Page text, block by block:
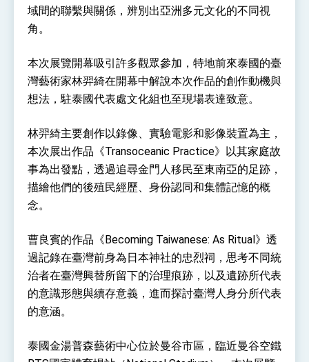
外交部長林佳龍接受印尼「時代雜誌」專訪，闡
述印太安全局勢，籲深化台印尼半導體供應鏈合
外交部長林佳龍接見美國智庫「德國馬歇爾基金
會」訪問團一行，深化跨大西洋戰略夥伴關係
臺美經貿談判獲階段性成果 卓揆期勉爭取時間完
成「臺美對等貿易協定」簽署
利戰略地位 全力支持「臺美對等貿易協定」簽署
外交部與數位發展部攜手合作，整合台灣雄厚數
位實力，達成固邦榮邦目標
外交部長林佳龍主持第35次「參與亞太經濟合作
策略小組」跨部會會議
年談話
總統主持「守護民主台灣國安行動方案」記者
會 強調以實力守護台海和平 以決心掌握國家
命運
變局中 奮起的新臺灣 總統發表國慶演說
賴總統就職演說影片
域間的聯繫與關係，辨別出亞洲多元文化的不同視
角。
本次展覽開幕吸引許多觀眾參加，特地前來泰國的臺
灣藝術家林羿綺在開幕中解說本次作品的創作動機與
想法，駐泰國代表處文化組也至現場表達致意。
林羿綺主要創作以錄像、實驗電影和影像裝置為主，
本次展出作品《Transoceanic Practice》以其家庭故
事為出發點，透過追尋金門人移民至東南亞的足跡，
描繪他們的後殖民經歷、身份認同和集體記憶的概
念。
曹良賓的作品《Becoming Taiwanese: As Ritual》透
過記錄在臺灣前身為日本神社的忠烈祠，思考不同統
治者在臺灣興替所留下的治理痕跡，以及遺跡所代表
的意識形態與續存意義，進而探討臺灣人身分所代表
的意涵。
泰國金湯普森藝術中心位於曼谷市區，臨近曼谷空鐵